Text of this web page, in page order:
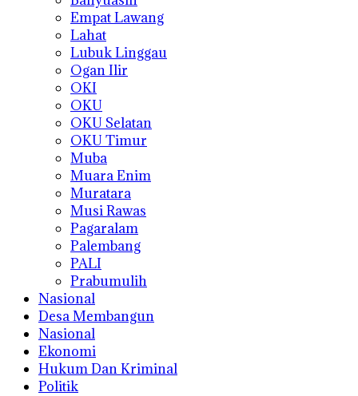
Empat Lawang
Lahat
Lubuk Linggau
Ogan Ilir
OKI
OKU
OKU Selatan
OKU Timur
Muba
Muara Enim
Muratara
Musi Rawas
Pagaralam
Palembang
PALI
Prabumulih
Nasional
Desa Membangun
Nasional
Ekonomi
Hukum Dan Kriminal
Politik